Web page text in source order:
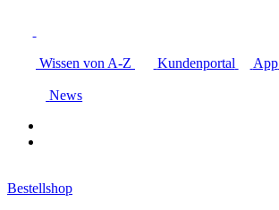
Wissen von A-Z Kundenportal App
News
Bestellshop